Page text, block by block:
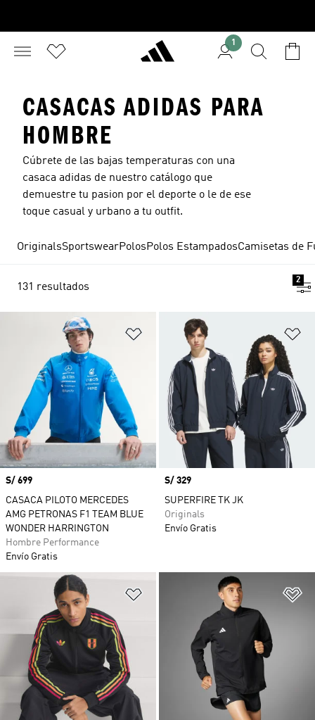
1
CASACAS ADIDAS PARA
HOMBRE
Cúbrete de las bajas temperaturas con una
casaca adidas de nuestro catálogo que
demuestre tu pasion por el deporte o le de ese
toque casual y urbano a tu outfit.
OriginalsSportswearPolosPolos EstampadosCamisetas de
131 resultados
2
Añadir a la lista de deseos
Precio
S/ 699
CASACA PILOTO MERCEDES
AMG PETRONAS F1 TEAM BLUE
WONDER HARRINGTON
Hombre Performance
Envío Gratis
Precio
S/ 329
SUPERFIRE TK JK
Originals
Envío Gratis
Añadir a la lista de deseos